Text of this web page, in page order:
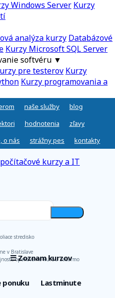
Windows Server Kurzy
analýza kurzy Databázové
Kurzy Microsoft SQL Server
softvéru ▼
pre testerov Kurzy
Kurzy programovania a
naše služby
blog
hodnotenia
zľavy
o nás strážny pes kontakty
stredisko
v Bratislave
opakovanie kurzu zadarmo
☰ Zoznam kurzov
ponuku Lastminute